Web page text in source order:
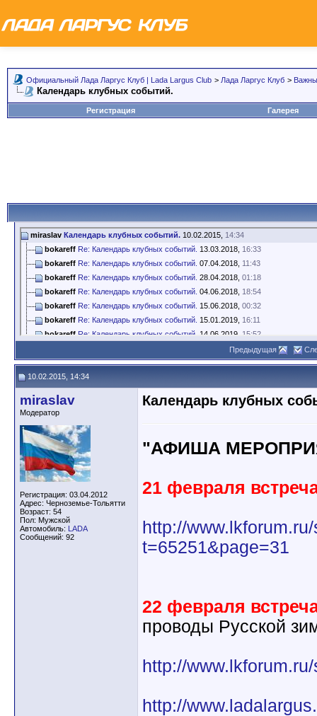
Официальный Лада Ларгус Клуб | Lada Largus Club > Лада Ларгус Клуб >
Календарь клубных событий.
Регистрация Галерея
miraslav Календарь клубных событий. 10.02.2015, 14:34
bokareff Re: Календарь клубных событий. 13.03.2018, 16:33
bokareff Re: Календарь клубных событий. 07.04.2018, 11:43
bokareff Re: Календарь клубных событий. 28.04.2018, 01:18
bokareff Re: Календарь клубных событий. 04.06.2018, 18:54
bokareff Re: Календарь клубных событий. 15.06.2018, 00:32
bokareff Re: Календарь клубных событий. 15.01.2019, 16:11
bokareff Re: Календарь клубных событий. 14.06.2019, 15:52
11.01.2020,00:48
Предыдущая
10.02.2015, 14:34
miraslav
Модератор
Регистрация: 03.04.2012
Адрес: Черноземье-Тольятти
Возраст: 54
Пол: Мужской
Автомобиль: LADA
Сообщений: 92
Календарь клубных
"АФИША
21 февраля
http://
t=65251&page=31
22 февраля
проводы Русской
http://
http://